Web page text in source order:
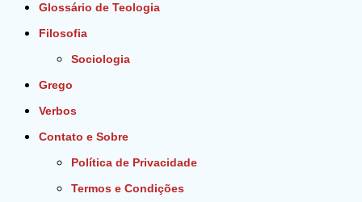
Glossário de Teologia
Filosofia
Sociologia
Grego
Verbos
Contato e Sobre
Política de Privacidade
Termos e Condições